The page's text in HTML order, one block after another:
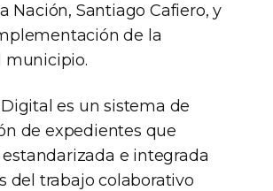
Nación, Santiago Cafiero, y
de la
municipio.
es un sistema de
de expedientes que
e integrada
del trabajo colaborativo